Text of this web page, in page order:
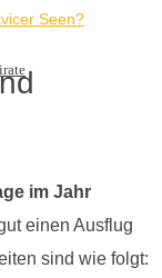
Seen?
im Jahr
einen Ausflug
sind wie folgt: